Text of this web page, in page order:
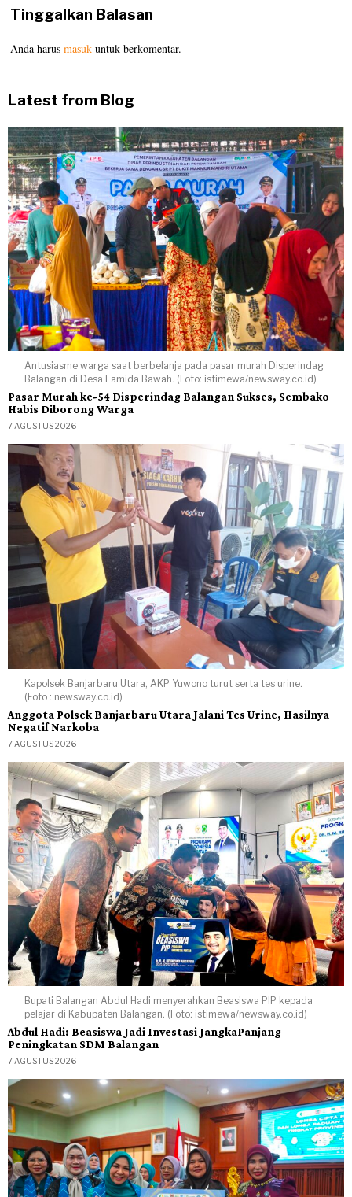
Tinggalkan Balasan
Anda harusmasuk untuk berkomentar.
Latest from Blog
Antusiasme warga saat berbelanja pada pasar murah Disperindag
Balangan di Desa Lamida Bawah. (Foto: istimewa/newsway.co.id)
Pasar Murah ke-54 Disperindag Balangan Sukses, Sembako
Habis Diborong Warga
7 AGUSTUS 2026
Kapolsek Banjarbaru Utara, AKP Yuwono turut serta tes urine.
(Foto : newsway.co.id)
Anggota Polsek Banjarbaru Utara Jalani Tes Urine, Hasilnya
Negatif Narkoba
7 AGUSTUS 2026
Bupati Balangan Abdul Hadi menyerahkan Beasiswa PIP kepada
pelajar di Kabupaten Balangan. (Foto: istimewa/newsway.co.id)
Abdul Hadi: Beasiswa Jadi Investasi JangkaPanjang
Peningkatan SDM Balangan
7 AGUSTUS 2026